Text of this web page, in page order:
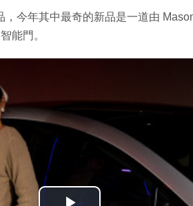
今年其中最奇的新品是一道由
能門。